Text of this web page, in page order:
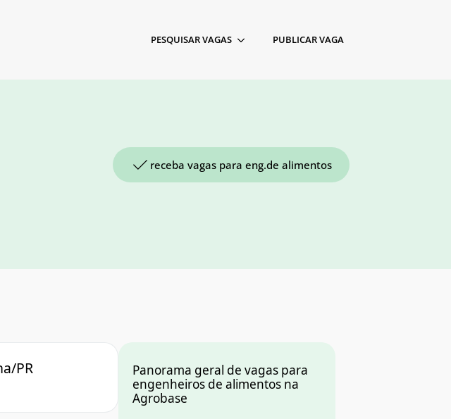
PESQUISAR VAGAS PUBLICAR VAGA
receba vagas para eng.de alimentos
PR
Panorama geral de vagas para
engenheiros de alimentos na
Agrobase